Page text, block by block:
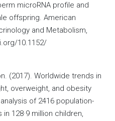
microRNA profile and
offspring. American
and Metabolism,
10.1152/
(2017). Worldwide trends in
overweight, and obesity
of 2416 population-
128·9 million children,